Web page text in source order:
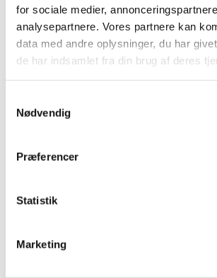
for sociale medier,
analysepartnere. Vores partnere kan
data med andre oplysninger, du har
de har indsamlet fra din brug af deres
Nødvendig
Præferencer
Statistik
Marketing
kreds1@journalistforbundet.dk.
Materiale sendes/afleveres til: Kreds
Strand 46, 1202 København K.
Redaktør Kristian Dahls Mindelegat
16.00.
Kristian Dahl-udvalget
kontakte formanden
for Kristian Dahl-
eller 21426811 eller udvalgets sekretær
42 80 00.